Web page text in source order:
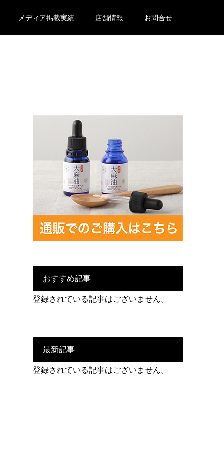
メディア掲載実績 店舗情報 お問合せ
おすすめ記事
登録されている記事はございません。
最新記事
登録されている記事はございません。